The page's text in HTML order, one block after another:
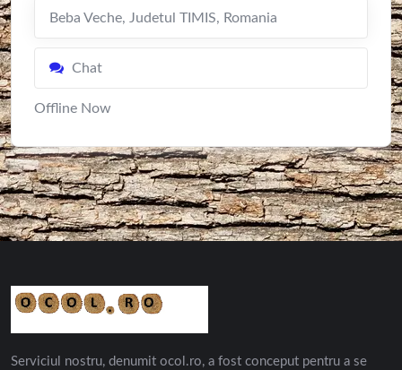
Beba Veche, Judetul TIMIS, Romania
Chat
Offline Now
Serviciul nostru, denumit ocol.ro, a fost conceput pentru a se